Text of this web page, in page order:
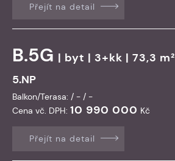
Přejít na detail
B.5G | byt | 3+kk | 73,3 m²
5.NP
Balkon/Terasa: / - / -
Cena vč. DPH: 10 990 000 Kč
Přejít na detail